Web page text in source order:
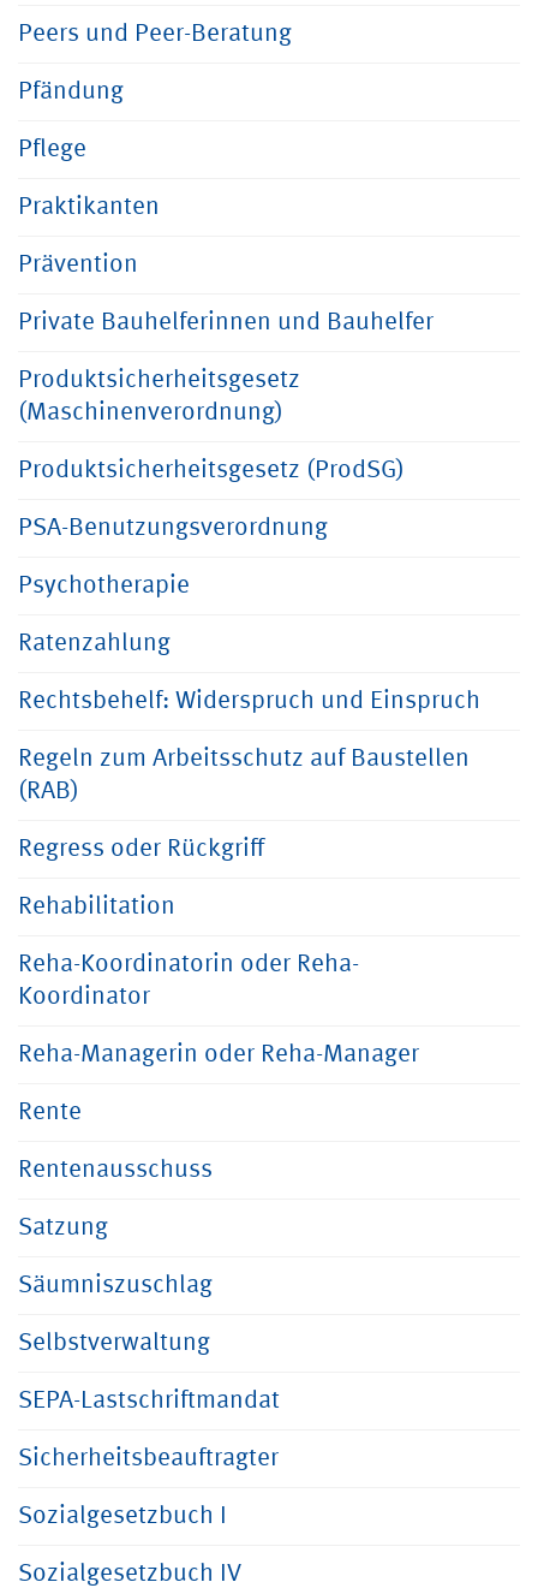
Peers und Peer-Beratung
Pfändung
Pflege
Praktikanten
Prävention
Private Bauhelferinnen und Bauhelfer
Produktsicherheitsgesetz
(Maschinenverordnung)
Produktsicherheitsgesetz (ProdSG)
PSA-Benutzungsverordnung
Psychotherapie
Ratenzahlung
Rechtsbehelf: Widerspruch und Einspruch
Regeln zum Arbeitsschutz auf Baustellen
(RAB)
Regress oder Rückgriff
Rehabilitation
Reha-Koordinatorin oder Reha-
Koordinator
Reha-Managerin oder Reha-Manager
Rente
Rentenausschuss
Satzung
Säumniszuschlag
Selbstverwaltung
SEPA-Lastschriftmandat
Sicherheitsbeauftragter
Sozialgesetzbuch I
Sozialgesetzbuch IV